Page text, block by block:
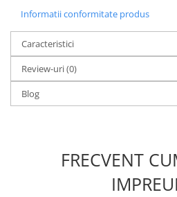
Informatii conformitate produs
Caracteristici
Review-uri(0)
Blog
FRECVENT